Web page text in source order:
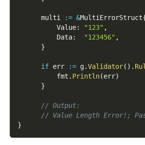
      multi
:= &MultiErrorStruct
          Value
: "123" ,
          Data
: "123456" ,
}
if err := g.Validator( ) .
          fmt
. Println(err)
}
// Output:
// Value Length Error!;
}